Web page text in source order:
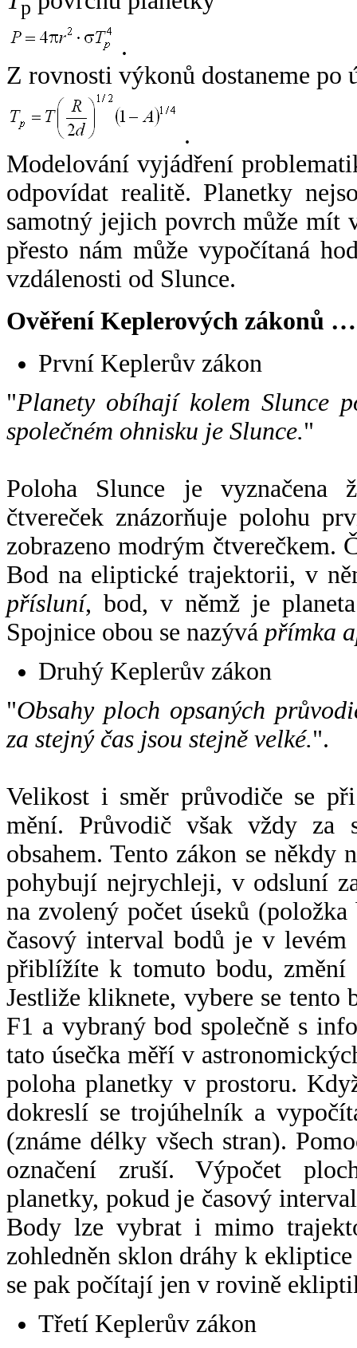
p
.
Z rovnosti výkonů dostaneme po
.
Modelování vyjádření
odpovídat realitě. Planetky
samotný jejich povrch může mít
přesto nám může vypočítaná
vzdálenosti od Slunce.
Ověření Keplerových zákonů …
První Keplerův zákon
"Planety obíhají kolem Slunce
společném ohnisku je Slunce."
Poloha Slunce je vyznačena
čtvereček znázorňuje polohu
zobrazeno modrým čtverečkem.
Bod na eliptické trajektorii, v
přísluní, bod, v němž je
Spojnice obou se nazývá přímka
Druhý Keplerův zákon
"Obsahy ploch opsaných
za stejný čas jsou stejně velké.".
Velikost i směr průvodiče se
mění. Průvodič však vždy za
obsahem. Tento zákon se někdy
pohybují nejrychleji, v odsluní
na zvolený počet úseků
časový interval bodů je v
přiblížíte k tomuto bodu,
Jestliže kliknete, vybere se tento
F1 a vybraný bod společně s
tato úsečka měří v
poloha planetky v prostoru.
dokreslí se trojúhelník a
(známe délky všech stran).
označení zruší. Výpočet
planetky, pokud je časový
Body lze vybrat i mimo
zohledněn sklon dráhy k
se pak počítají jen v rovině
Třetí Keplerův zákon